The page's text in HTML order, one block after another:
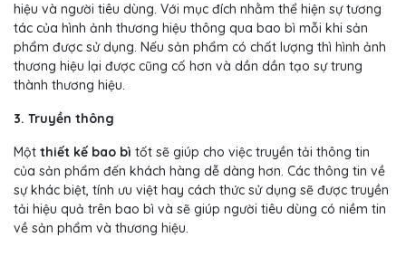
hiệu và người tiêu dùng. Với mục đích nhằm thể hiện sự tương
tác của hình ảnh thương hiệu thông qua bao bì mỗi khi sản
phẩm được sử dụng. Nếu sản phẩm có chất lượng thì hình ảnh
thương hiệu lại được cũng cố hơn và dần dần tạo sự trung
thành thương hiệu.
3. Truyền thông
Một thiết kế bao bì tốt sẽ giúp cho việc truyền tải thông tin
của sản phẩm đến khách hàng dễ dàng hơn. Các thông tin về
sự khác biệt, tính ưu việt hay cách thức sử dụng sẽ được truyền
tải hiệu quả trên bao bì và sẽ giúp người tiêu dùng có niềm tin
về sản phẩm và thương hiệu.